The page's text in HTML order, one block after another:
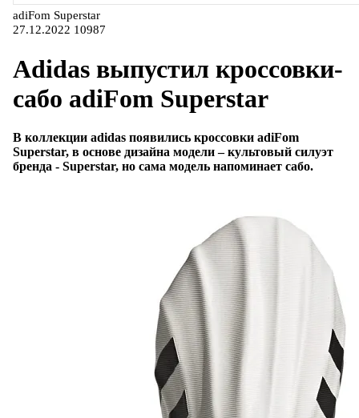
adiFom Superstar
27.12.2022 10987
Adidas выпустил кроссовки-
сабо adiFom Superstar
В коллекции adidas появились кроссовки adiFom
Superstar, в основе дизайна модели – культовый силуэт
бренда - Superstar, но сама модель напоминает сабо.